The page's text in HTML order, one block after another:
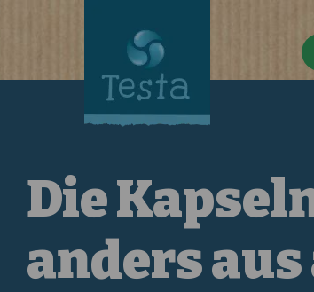
Die
anders